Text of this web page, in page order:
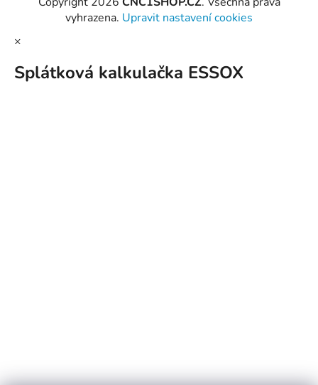
vyhrazena. Upravit nastavení cookies
×
Splátková kalkulačka ESSOX